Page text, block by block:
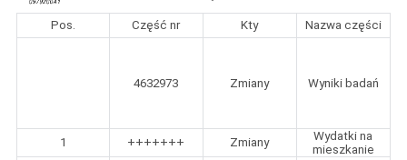
Pos. Część nr Kty Nazwa części
4632973 Zmiany Wyniki badań
1 +++++++ Zmiany
Wydatki na
mieszkanie